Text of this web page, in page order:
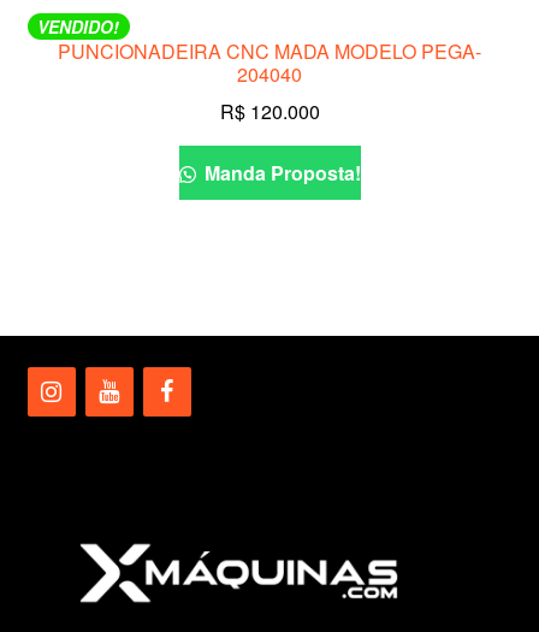
VENDIDO!
PUNCIONADEIRA CNC MADA MODELO PEGA-
204040
R$120.000
Manda Proposta!